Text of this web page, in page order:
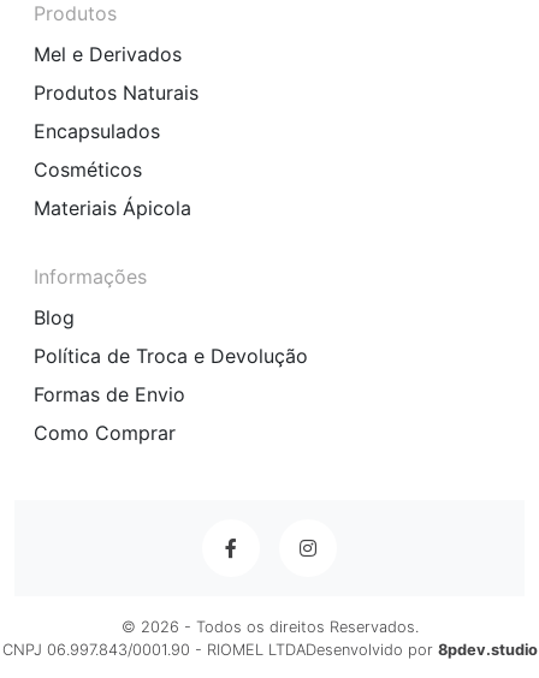
Produtos
Mel e Derivados
Produtos Naturais
Encapsulados
Cosméticos
Materiais Ápicola
Informações
Blog
Política de Troca e Devolução
Formas de Envio
Como Comprar
© 2026 - Todos os direitos Reservados.
CNPJ 06.997.843/0001.90 - RIOMEL LTDADesenvolvido por 8pdev.studio